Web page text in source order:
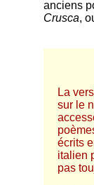
anciens
Crusca,
La
sur le
écrits
italien
pas